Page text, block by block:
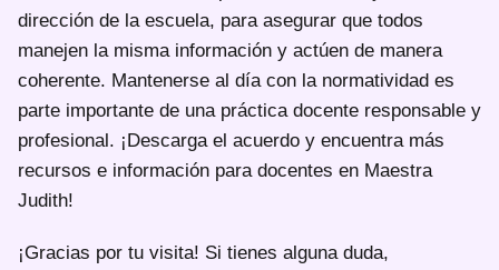
dirección de la escuela, para asegurar que todos
manejen la misma información y actúen de manera
coherente. Mantenerse al día con la normatividad es
parte importante de una práctica docente responsable y
profesional. ¡Descarga el acuerdo y encuentra más
recursos e información para docentes en Maestra
Judith!
¡Gracias por tu visita! Si tienes alguna duda,